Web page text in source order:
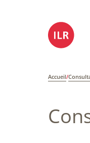
Accueil/